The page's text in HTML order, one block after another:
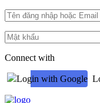
Connect with
Login with Google